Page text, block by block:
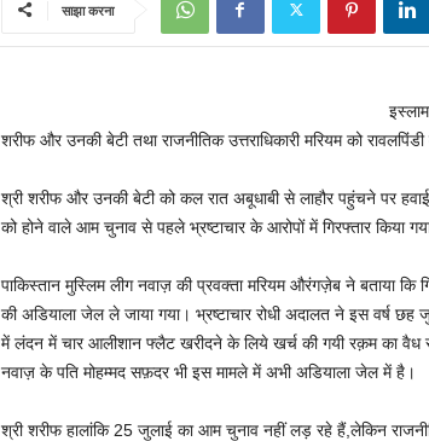
साझा करना
शरीफ और उनकी बेटी तथा राजनीतिक उत्तराधिकारी मरियम को
श्री शरीफ और उनकी बेटी को कल रात अबूधाबी से लाहौर पहुंचने पर
को होने वाले आम चुनाव से पहले भ्रष्टाचार के आरोपों में गिरफ्तार किया
पाकिस्तान मुस्लिम लीग नवाज़ की प्रवक्ता मरियम औरंगज़ेब ने बताया कि
की अडियाला जेल ले जाया गया। भ्रष्टाचार रोधी अदालत ने इस वर्ष
में लंदन में चार आलीशान फ्लैट खरीदने के लिये खर्च की गयी रक़म का वैध
नवाज़ के पति मोहम्मद सफ़दर भी इस मामले में अभी अडियाला जेल में है।
श्री शरीफ हालांकि 25 जुलाई का आम चुनाव नहीं लड़ रहे हैं,लेकिन